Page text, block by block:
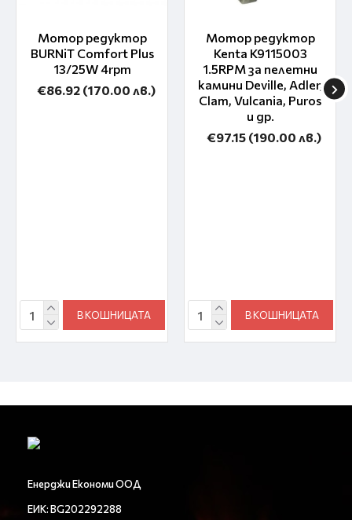
Мотор редуктор
BURNiT Comfort Plus
13/25W 4rpm
€86.92 (170.00 лв.)
В КОШНИЦАТА
Мотор редуктор
Kenta K9115003
1.5RPM за пелетни
камини Deville, Adler,
Clam, Vulcania, Puros
и др.
€97.15 (190.00 лв.)
В КОШНИЦАТА
Енерджи Економи ООД
ЕИК: BG202292288